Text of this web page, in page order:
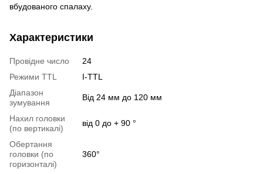
вбудованого спалаху.
Характеристики
Провідне число
24
Режими TTL
I-TTL
Діапазон
зумування
Від 24 мм до 120 мм
Нахил головки
(по вертикалі)
від 0 до + 90 °
Обертання
головки (по
горизонталі)
360°